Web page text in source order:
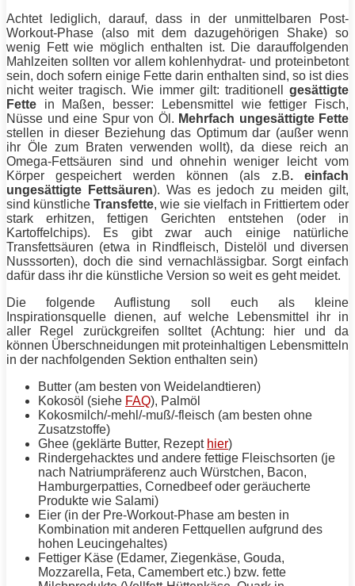
Achtet lediglich, darauf, dass in der unmittelbaren Post-
Workout-Phase (also mit dem dazugehörigen Shake) so
wenig
Fettwie möglich enthalten ist. Die darauffolgenden
Mahlzeiten sollten vor allem kohlenhydrat- und proteinbetont
sein, doch sofern einige Fette darin enthalten sind, so ist dies
nicht weiter tragisch. Wie immer gilt: traditionell gesättigte
Fette in Maßen, besser: Lebensmittel wie fettiger Fisch,
Nüsse und eine Spur von Öl. Mehrfach ungesättigte Fette
stellen in dieser Beziehung das Optimum dar (außer wenn
ihr Öle zum Braten verwenden wollt), da diese reich an
Omega-Fettsäuren sind und ohnehin weniger leicht vom
Körper gespeichert werden können (als z.B. einfach
ungesättigte Fettsäuren). Was es jedoch zu meiden gilt,
sind künstlicheTransfette, wie sie vielfach in Frittiertem oder
stark erhitzen, fettigen Gerichten entstehen (oder in
Kartoffelchips). Es gibt zwar auch einige natürliche
Transfettsäuren (etwa in Rindfleisch, Distelöl und diversen
Nusssorten), doch die sind vernachlässigbar. Sorgt einfach
dafür dass ihr die künstliche Version so weit es geht meidet.
Die folgende Auflistung soll euch als kleine
Inspirationsquelle dienen, auf welche Lebensmittel ihr in
aller Regel zurückgreifen solltet (Achtung: hier und da
können Überschneidungen mit proteinhaltigen Lebensmitteln
in der nachfolgenden Sektion enthalten sein)
Butter (am besten von Weidelandtieren)
Kokosöl (siehe FAQ), Palmöl
Kokosmilch/-mehl/-muß/-fleisch (am besten ohne
Zusatzstoffe)
Ghee (geklärte Butter, Rezept hier)
Rindergehacktes und andere fettige Fleischsorten (je
nach Natriumpräferenz auch Würstchen, Bacon,
Hamburgerpatties, Cornedbeef oder geräucherte
Produkte wie Salami)
Eier (in der Pre-Workout-Phase am besten in
Kombination mit anderen Fettquellen aufgrund des
hohen Leucingehaltes)
Fettiger Käse (Edamer, Ziegenkäse, Gouda,
Mozzarella, Feta, Camembert etc.) bzw. fette